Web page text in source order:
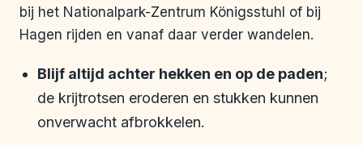
bij het Nationalpark-Zentrum Königsstuhl of bij
Hagen rijden en vanaf daar verder wandelen.
Blijf altijd achter hekken en op de paden;
de krijtrotsen eroderen en stukken kunnen
onverwacht afbrokkelen.